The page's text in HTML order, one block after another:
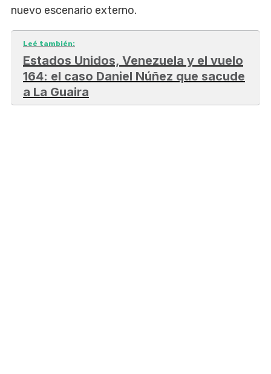
nuevo escenario externo.
Leé también:
Estados Unidos, Venezuela y el vuelo
164: el caso Daniel Núñez que sacude
a La Guaira